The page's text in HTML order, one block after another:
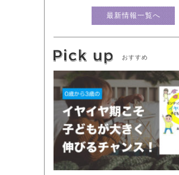
最新情報一覧へ
おすすめ